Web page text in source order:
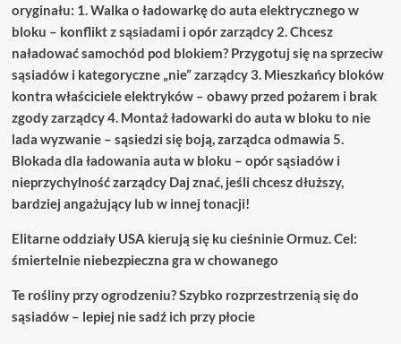
oryginału: 1. Walka o ładowarkę do auta elektrycznego w
bloku – konflikt z sąsiadami i opór zarządcy 2. Chcesz
naładować samochód pod blokiem? Przygotuj się na sprzeciw
sąsiadów i kategoryczne „nie” zarządcy 3. Mieszkańcy bloków
kontra właściciele elektryków – obawy przed pożarem i brak
zgody zarządcy 4. Montaż ładowarki do auta w bloku to nie
lada wyzwanie – sąsiedzi się boją, zarządca odmawia 5.
Blokada dla ładowania auta w bloku – opór sąsiadów i
nieprzychylność zarządcy Daj znać, jeśli chcesz dłuższy,
bardziej angażujący lub w innej tonacji!
Elitarne oddziały USA kierują się ku cieśninie Ormuz. Cel:
śmiertelnie niebezpieczna gra w chowanego
Te rośliny przy ogrodzeniu? Szybko rozprzestrzenią się do
sąsiadów – lepiej nie sadź ich przy płocie